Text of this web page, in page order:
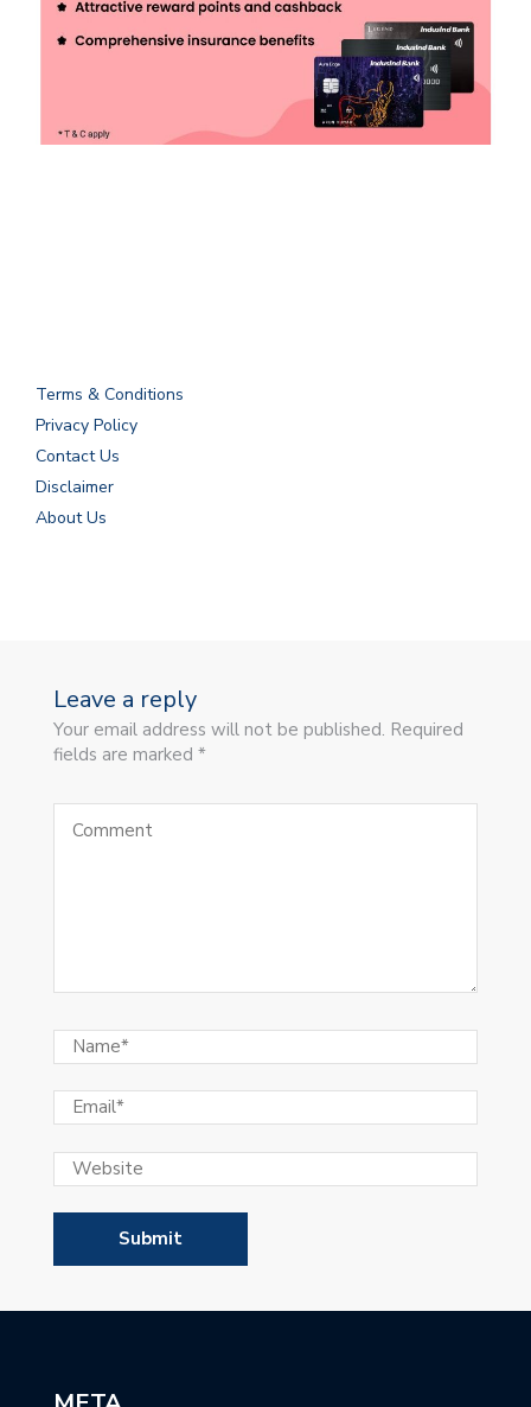
Terms & Conditions
Privacy Policy
Contact Us
Disclaimer
About Us
Leave a reply
Your email address will not be published. Required
fields are marked *